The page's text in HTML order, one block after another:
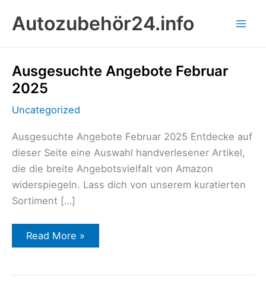
InhaltAutozubehör24.info
Ausgesuchte Angebote Februar
2025
Uncategorized
Ausgesuchte Angebote Februar 2025 Entdecke auf
dieser Seite eine Auswahl handverlesener Artikel,
die die breite Angebotsvielfalt von Amazon
widerspiegeln. Lass dich von unserem kuratierten
Sortiment […]
Ausgesuchte
Angebote
Februar
2025
Read More »